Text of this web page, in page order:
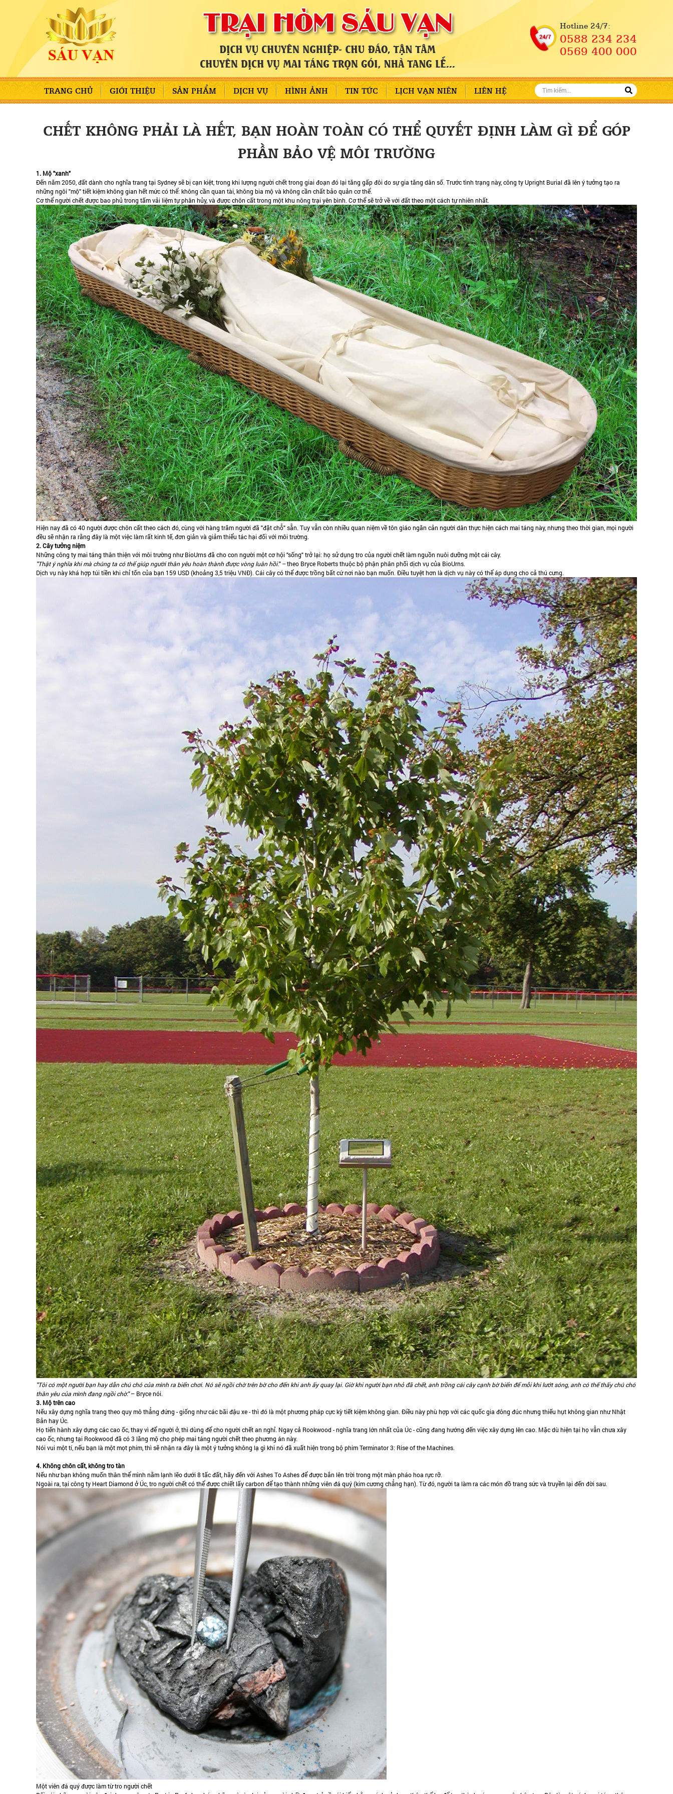
Hotline 24/7:
0588 234 234
0569 400 000
TRANG CHỦ GIỚI THIỆU SẢN PHẨM DỊCH VỤ HÌNH ẢNH TIN TỨC LỊCH VẠN NIÊN LIÊN HỆ
CHẾT KHÔNG PHẢI LÀ HẾT, BẠN HOÀN TOÀN CÓ THỂ QUYẾT ĐỊNH LÀM GÌ ĐỂ GÓP
PHẦN BẢO VỆ MÔI TRƯỜNG
1. Mộ "xanh"
Đến năm 2050, đất dành cho nghĩa trang tại Sydney sẽ bị cạn kiệt, trong khi lượng người chết trong giai đoạn đó lại tăng gấp đôi do sự gia tăng dân số. Trước tình trạng này, công ty Upright Burial đã lên ý tưởng tạo ra
những ngôi "mộ" tiết kiệm không gian hết mức có thể: không cần quan tài, không bia mộ và không cần chất bảo quản cơ thể.
Cơ thể người chết được bao phủ trong tấm vải liệm tự phân hủy, và được chôn cất trong một khu nông trại yên bình. Cơ thể sẽ trở về với đất theo một cách tự nhiên nhất.
Hiện nay đã có 40 người được chôn cất theo cách đó, cùng với hàng trăm người đã "đặt chỗ" sẵn. Tuy vẫn còn nhiều quan niệm về tôn giáo ngăn cản người dân thực hiện cách mai táng này, nhưng theo thời gian, mọi người
đều sẽ nhận ra rằng đây là một việc làm rất kinh tế, đơn giản và giảm thiểu tác hại đối với môi trường.
2. Cây tưởng niệm
Những công ty mai táng thân thiện với môi trường như BioUrns đã cho con người một cơ hội "sống" trở lại: họ sử dụng tro của người chết làm nguồn nuôi dưỡng một cái cây.
"Thật ý nghĩa khi mà chúng ta có thể giúp người thân yêu hoàn thành được vòng luân hồi." –theo Bryce Roberts thuộc bộ phận phân phối dịch vụ của BioUrns.
Dịch vụ này khá hợp túi tiền khi chỉ tốn của bạn 159 USD (khoảng 3,5 triệu VNĐ). Cái cây có thể được trồng bất cứ nơi nào bạn muốn. Điều tuyệt hơn là dịch vụ này có thể áp dụng cho cả thú cưng.
"Tôi có một người bạn hay dẫn chú chó của mình ra biển chơi. Nó sẽ ngồi chờ trên bờ cho đến khi anh ấy quay lại. Giờ khi người bạn nhỏ đã chết, anh trồng cái cây cạnh bờ biển để mỗi khi lướt sóng, anh có thể thấy chú chó
thân yêu của mình đang ngồi chờ."– Bryce nói.
3. Mộ trên cao
Nếu xây dựng nghĩa trang theo quy mô thẳng đứng - giống như các bãi đậu xe - thì đó là một phương pháp cực kỳ tiết kiệm không gian. Điều này phù hợp với các quốc gia đông đúc nhưng thiếu hụt không gian như Nhật
Bản hay Úc.
Họ tiến hành xây dựng các cao ốc, thay vì để người ở, thì dùng để cho người chết an nghỉ. Ngay cả Rookwood - nghĩa trang lớn nhất của Úc - cũng đang hướng đến việc xây dựng lên cao. Mặc dù hiện tại họ vẫn chưa xây
cao ốc, nhưng tại Rookwood đã có 3 lăng mộ cho phép mai táng người chết theo phương án này.
Nói vui một tí, nếu bạn là một mọt phim, thì sẽ nhận ra đây là một ý tưởng không lạ gì khi nó đã xuất hiện trong bộ phim Terminator 3: Rise of the Machines.
4. Không chôn cất, không tro tàn
Nếu như bạn không muốn thân thể mình nằm lạnh lẽo dưới 8 tấc đất, hãy đến với Ashes To Ashes để được bắn lên trời trong một màn pháo hoa rực rỡ.
Ngoài ra, tại công ty Heart Diamond ở Úc, tro người chết có thể được chiết lấy carbon để tạo thành những viên đá quý (kim cương chẳng hạn). Từ đó, người ta làm ra các món đồ trang sức và truyền lại đến đời sau.
Một viên đá quý được làm từ tro người chết